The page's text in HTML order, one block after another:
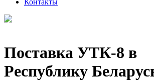
Контакты
Поставка УТК-8 в
Республику